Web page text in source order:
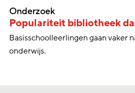
Onderzoek
Populariteit bibliotheek
Basisschoolleerlingen gaan vaker
onderwijs.